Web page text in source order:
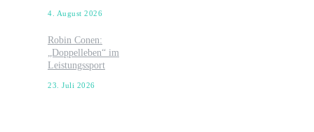
4. August 2026
Robin Conen:
„Doppelleben“ im
Leistungssport
23. Juli 2026